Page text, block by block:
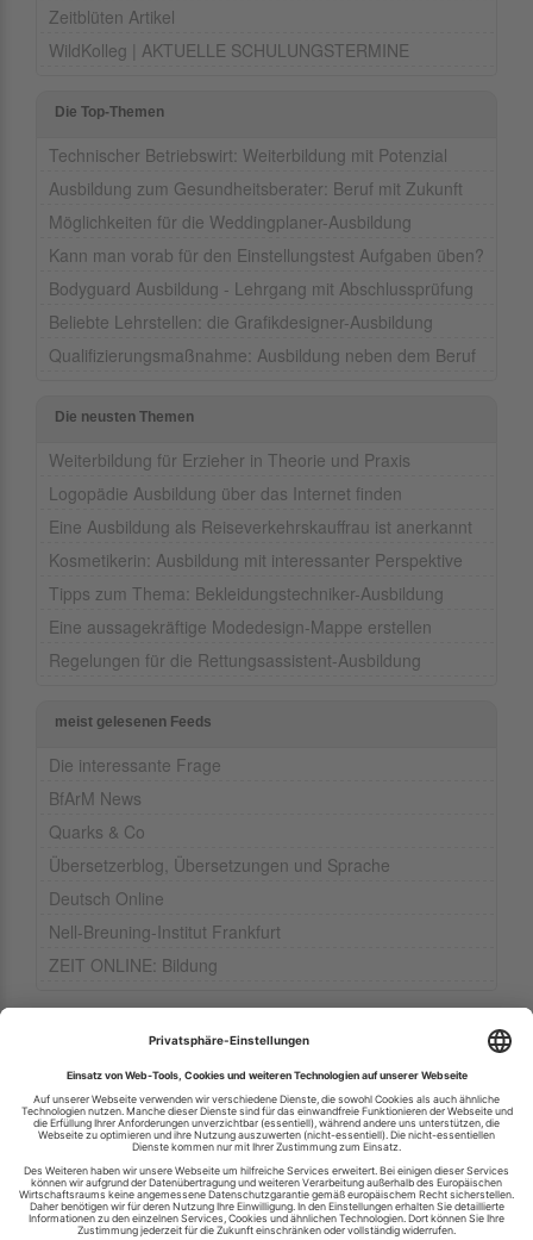
Zeitblüten Artikel
WildKolleg | AKTUELLE SCHULUNGSTERMINE
Die Top-Themen
Technischer Betriebswirt: Weiterbildung mit Potenzial
Ausbildung zum Gesundheitsberater: Beruf mit Zukunft
Möglichkeiten für die Weddingplaner-Ausbildung
Kann man vorab für den Einstellungstest Aufgaben üben?
Bodyguard Ausbildung - Lehrgang mit Abschlussprüfung
Beliebte Lehrstellen: die Grafikdesigner-Ausbildung
Qualifizierungsmaßnahme: Ausbildung neben dem Beruf
Die neusten Themen
Weiterbildung für Erzieher in Theorie und Praxis
Logopädie Ausbildung über das Internet finden
Eine Ausbildung als Reiseverkehrskauffrau ist anerkannt
Kosmetikerin: Ausbildung mit interessanter Perspektive
Tipps zum Thema: Bekleidungstechniker-Ausbildung
Eine aussagekräftige Modedesign-Mappe erstellen
Regelungen für die Rettungsassistent-Ausbildung
meist gelesenen Feeds
Die interessante Frage
BfArM News
Quarks & Co
Übersetzerblog, Übersetzungen und Sprache
Deutsch Online
Nell-Breuning-Institut Frankfurt
ZEIT ONLINE: Bildung
Ihren RSS-Feed veröffentlichen
RSS-Verzeichnis.de © 2003-2026
Impressum